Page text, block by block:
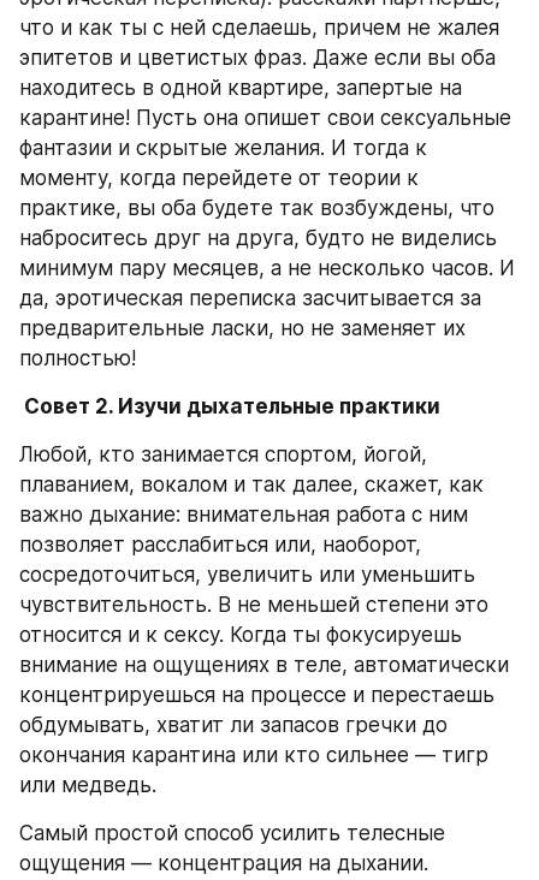
что и как ты с ней сделаешь, причем не жалея
эпитетов и цветистых фраз. Даже если вы оба
находитесь в одной квартире, запертые на
карантине! Пусть она опишет свои сексуальные
фантазии и скрытые желания. И тогда к
моменту, когда перейдете от теории к
практике, вы оба будете так возбуждены, что
наброситесь друг на друга, будто не виделись
минимум пару месяцев, а не несколько часов. И
да, эротическая переписка засчитывается за
предварительные ласки, но не заменяет их
полностью!
Совет 2. Изучи дыхательные практики
Любой, кто занимается спортом, йогой,
плаванием, вокалом и так далее, скажет, как
важно дыхание: внимательная работа с ним
позволяет расслабиться или, наоборот,
сосредоточиться, увеличить или уменьшить
чувствительность. В не меньшей степени это
относится и к сексу. Когда ты фокусируешь
внимание на ощущениях в теле, автоматически
концентрируешься на процессе и перестаешь
обдумывать, хватит ли запасов гречки до
окончания карантина или кто сильнее — тигр
или медведь.
Самый простой способ усилить телесные
ощущения — концентрация на дыхании.